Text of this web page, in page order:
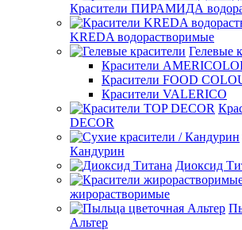
Красители ПИРАМИДА
KREDA водорастворимые
Гелевые
Красители
Красители FOOD
Красители VALERICO
DECOR
Кандурин
Диоксид
жирорастворимые
Альтер